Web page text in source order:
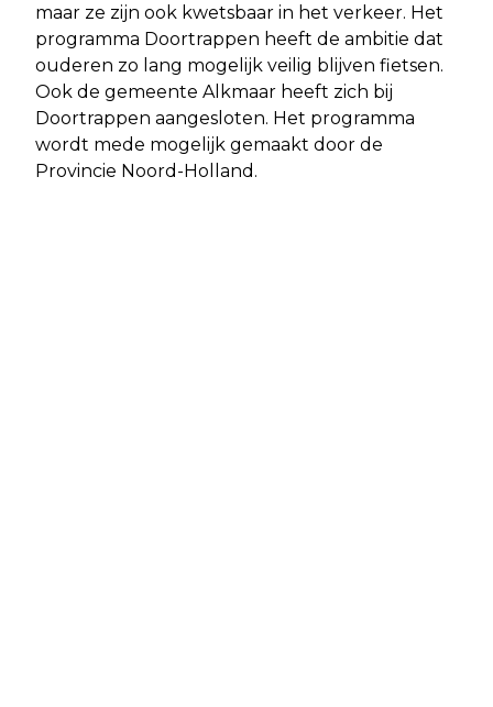
maar ze zijn ook kwetsbaar in het verkeer. Het
programma Doortrappen heeft de ambitie dat
ouderen zo lang mogelijk veilig blijven fietsen.
Ook de gemeente Alkmaar heeft zich bij
Doortrappen aangesloten. Het programma
wordt mede mogelijk gemaakt door de
Provincie Noord-Holland.